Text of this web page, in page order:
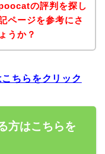
の評判を探し
ページを参考にさ
うか？
ちらをクリック
方はこちらを